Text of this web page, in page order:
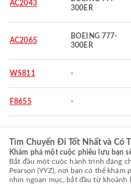
AC2043
300ER
AC2065
BOEING 777-
300ER
WS811 -
F8655 -
Tìm Chuyến Đi Tốt Nhất và Có
Khám phá một cuộc phiêu lưu bạn
Bắt đầu một cuộc hành trình đáng
Pearson (YYZ), nơi bạn có thể
nhìn ngoạn mục, bắt đầu từ khoảnh